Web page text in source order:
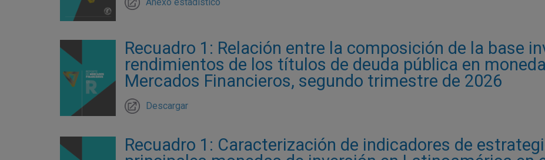
Recuadro 1: Relación entre la composición de la base
rendimientos de los títulos de deuda pública en
Mercados Financieros, segundo trimestre de 2026
Descargar
Recuadro 1: Caracterización de indicadores de